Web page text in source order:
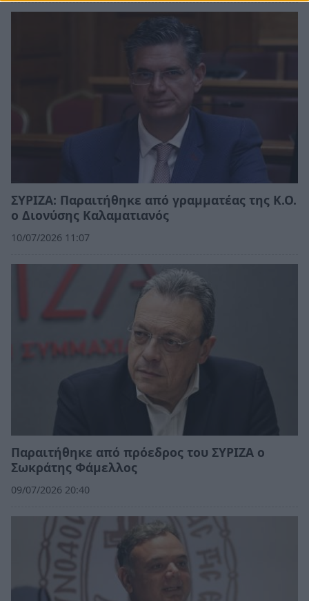
ΣΥΡΙΖΑ: Παραιτήθηκε από γραμματέας της Κ.Ο.
ο Διονύσης Καλαματιανός
10/07/2026 11:07
Παραιτήθηκε από πρόεδρος του ΣΥΡΙΖΑ ο
Σωκράτης Φάμελλος
09/07/2026 20:40